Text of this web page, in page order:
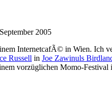
2005
InternetcafÃ© in Wien. Ich
Russell in Joe Zawinuls
vorzüglichen Momo-Festival